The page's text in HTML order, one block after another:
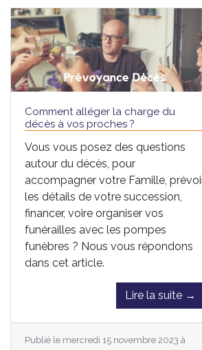
Comment alléger la charge du
décès à vos proches ?
Vous vous posez des questions
autour du décès, pour
accompagner votre Famille,
les détails de votre succession,
financer, voire organiser vos
funérailles avec les pompes
funèbres ? Nous vous répondons
dans cet article.
Lire la suite →
Publié le mercredi 15 novembre 2023 à